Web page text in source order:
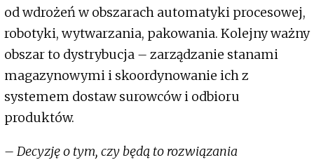
od wdrożeń w obszarach automatyki procesowej,
robotyki, wytwarzania, pakowania. Kolejny ważny
obszar to dystrybucja – zarządzanie stanami
magazynowymi i skoordynowanie ich z
systemem dostaw surowców i odbioru
produktów.
– Decyzję o tym, czy będą to rozwiązania